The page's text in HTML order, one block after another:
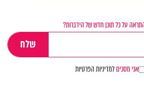
על כל תוכן חדש של הידברות?
אני מסכיםלמדיניות הפרטיות